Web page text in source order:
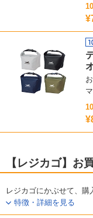
【レジカゴ】
レジカゴにかぶせて、購
特徴・詳細を見る